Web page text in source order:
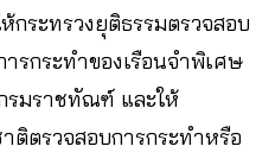
ระทรวงยุติธรรมตรวจสอบ
รกระทำของเรือนจำพิเศษ
รมราชทัณฑ์ และให้
ติตรวจสอบการกระทำหรือ